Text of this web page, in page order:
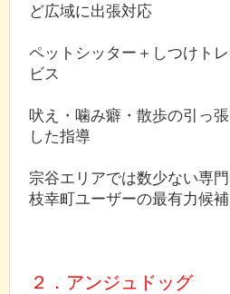
ど広域に出張対応
ペットシッター＋しつけト
ビス
吠え・噛み癖・散歩の引っ
した指導
宗谷エリアでは数少ない専門
枝幸町ユーザーの最有力候補
２．アンジュドッグ